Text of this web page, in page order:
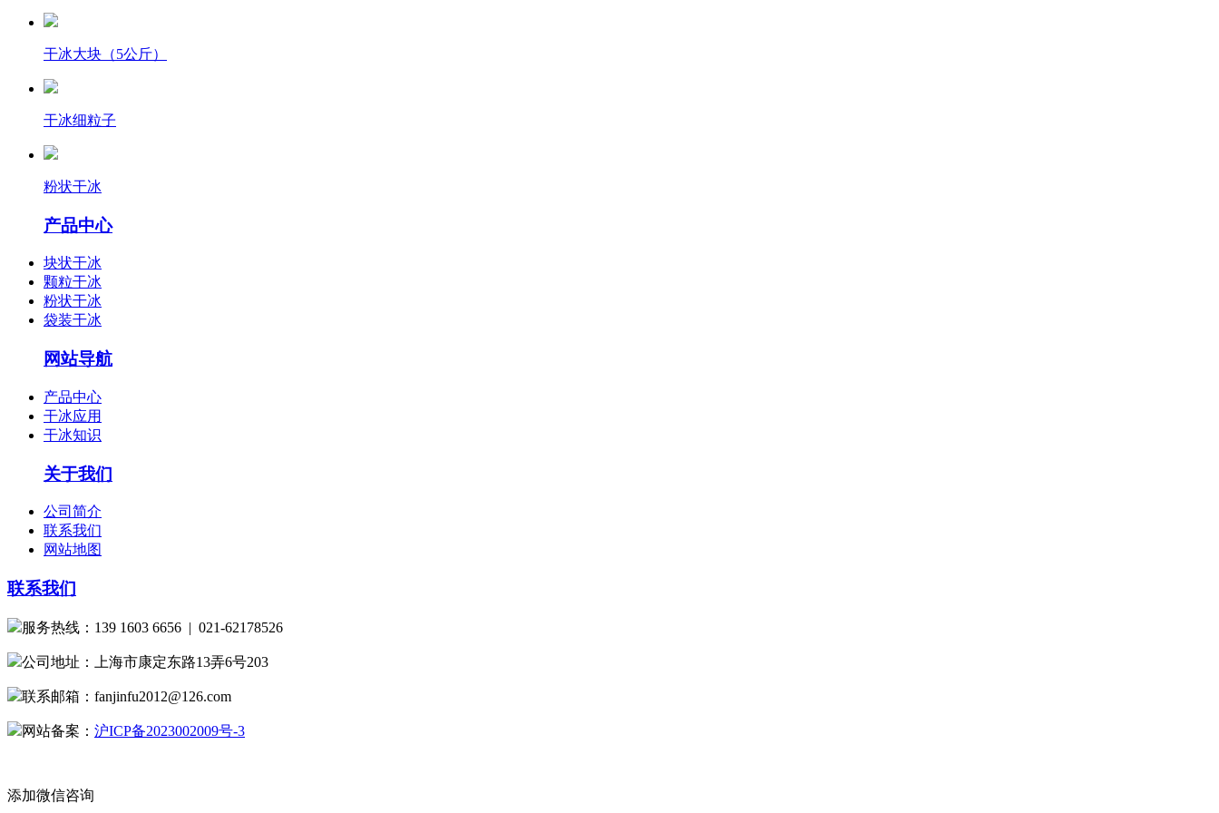
干冰大块（5公斤）
干冰细粒子
粉状干冰
产品中心
块状干冰
颗粒干冰
粉状干冰
袋装干冰
网站导航
产品中心
干冰应用
干冰知识
关于我们
公司简介
联系我们
网站地图
联系我们
服务热线：139 1603 6656 | 021-62178526
公司地址：上海市康定东路13弄6号203
联系邮箱：fanjinfu2012@126.com
网站备案： 沪ICP备2023002009号-3
添加微信咨询